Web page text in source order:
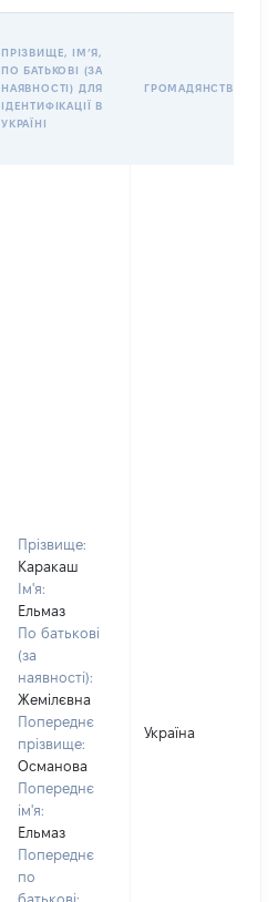
ПРІЗВИЩЕ, ІМʼЯ,
ПО БАТЬКОВІ (ЗА
НАЯВНОСТІ) ДЛЯ
ІДЕНТИФІКАЦІЇ В
УКРАЇНІ
ГРОМАДЯНСТВО
Прізвище:
Каракаш
Ім'я:
Ельмаз
По батькові
(за
наявності):
Жемілєвна
Попереднє
прізвище:
Османова
Попереднє
ім'я:
Ельмаз
Попереднє
по
батькові:
Україна